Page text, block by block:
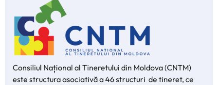
Consiliul Național al Tineretului din Moldova (CNTM)
este structura asociativă a 46 structuri de tineret, ce